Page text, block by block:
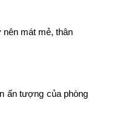
mát mẻ, thân
ấn tượng của phòng